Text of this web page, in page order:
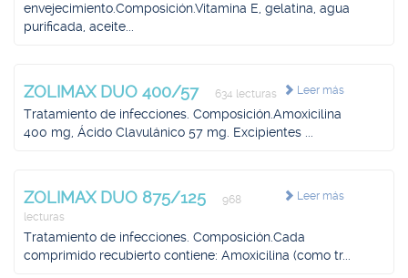
envejecimiento.Composición.Vitamina E, gelatina, agua
purificada, aceite...
Leer más
ZOLIMAX DUO 400/57 634 lecturas
Tratamiento de infecciones. Composición.Amoxicilina
400 mg, Ácido Clavulánico 57 mg. Excipientes ...
Leer más
ZOLIMAX DUO 875/125
968
lecturas
Tratamiento de infecciones. Composición.Cada
comprimido recubierto contiene: Amoxicilina (como tr...